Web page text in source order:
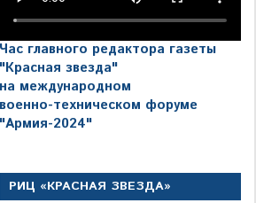
Час главного редактора газеты
"Красная звезда"
на международном
военно-техническом форуме
"Армия-2024"
РИЦ «КРАСНАЯ ЗВЕЗДА»